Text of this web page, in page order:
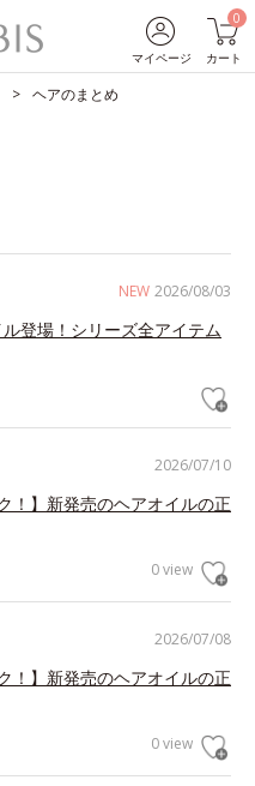
マイページ
0
カート
ヘアのまとめ
NEW 2026/08/03
登場！シリーズ全アイテム
2026/07/10
！】新発売のヘアオイルの正
0 view
2026/07/08
！】新発売のヘアオイルの正
0 view